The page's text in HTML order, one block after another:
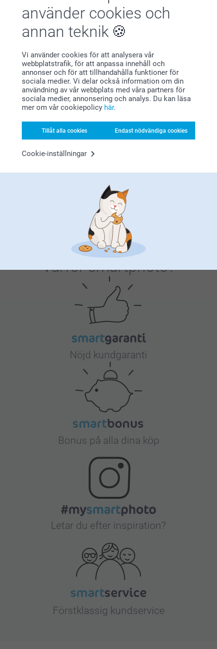
använder cookies och
annan teknik
Vi använder cookies för att analysera vår
webbplatstrafik, för att anpassa innehåll och
annonser och för att tillhandahålla funktioner för
sociala medier. Vi delar också information om din
användning av vår webbplats med våra partners för
sociala medier, annonsering och analys. Du kan läsa
mer om vår cookiepolicy här.
Tillåt alla cookies Endast nödvändiga cookies
Cookie-inställningar
behöver på ett och samma ställe. Från kreativa fö…
Organisera en födelsedagsfest
Oavsett om födelsedagsfesten är stor eller liten är det alltid
trevligt att dekorera till festen. Skicka ut fina
inbjudningskort, dekorera bordet med unika
bordsdekorationer och dekorera flaskorna på bor…
Varförsmartphoto?
Nöjd kundgaranti
Bonus på alla dina köp
Letar du efter inspiration?
Förstklassig kundservice